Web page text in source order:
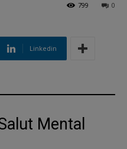
0
799
Linkedin
Mental